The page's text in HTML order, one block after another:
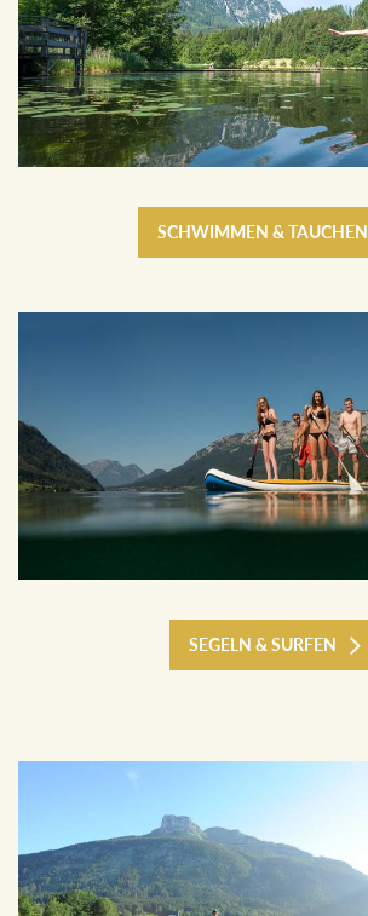
SCHWIMMEN & TAUCHEN
SEGELN & SURFEN